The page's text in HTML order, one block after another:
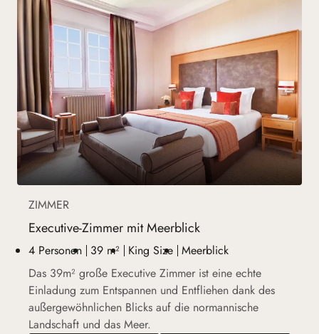
ZIMMER
Executive-Zimmer mit Meerblick
4 Personen 39 m² King Size Meerblick
Das 39m² große Executive Zimmer ist eine echte
Einladung zum Entspannen und Entfliehen dank des
außergewöhnlichen Blicks auf die normannische
Landschaft und das Meer.